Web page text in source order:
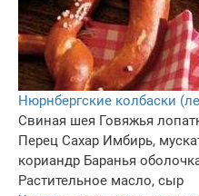
Нюрнбергские колбаски
Свиная шея Говяжья
Перец Сахар Имбирь,
кориандр Баранья
Растительное масло, сыр